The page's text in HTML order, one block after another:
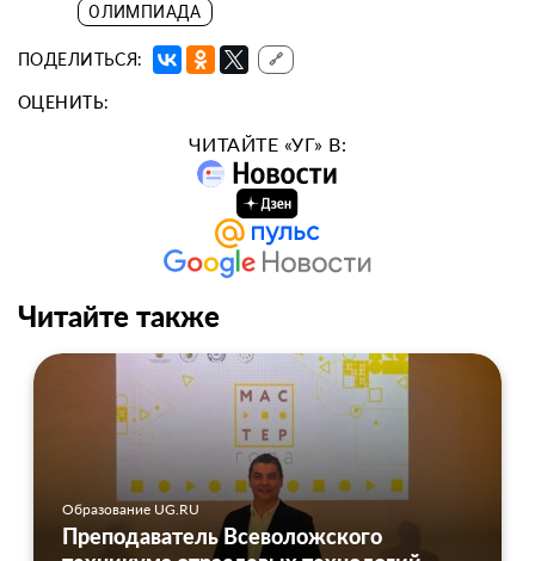
ОЛИМПИАДА
ПОДЕЛИТЬСЯ: 🔗
ОЦЕНИТЬ:
ЧИТАЙТЕ «УГ» В:
Читайте также
Образование UG.RU
Преподаватель Всеволожского